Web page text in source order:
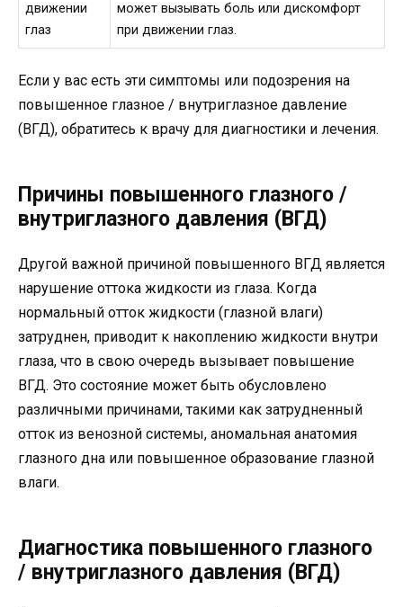
движении
глаз
может вызывать боль или дискомфорт
при движении глаз.
Если у вас есть эти симптомы или подозрения на
повышенное глазное / внутриглазное давление
(ВГД), обратитесь к врачу для диагностики и лечения.
Причины повышенного глазного /
внутриглазного давления (ВГД)
Другой важной причиной повышенного ВГД является
нарушение оттока жидкости из глаза. Когда
нормальный отток жидкости (глазной влаги)
затруднен, приводит к накоплению жидкости внутри
глаза, что в свою очередь вызывает повышение
ВГД. Это состояние может быть обусловлено
различными причинами, такими как затрудненный
отток из венозной системы, аномальная анатомия
глазного дна или повышенное образование глазной
влаги.
Диагностика повышенного глазного
/ внутриглазного давления (ВГД)